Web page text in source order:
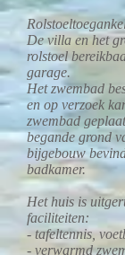
De villa en het
rolstoel
garage.
Het zwembad
en op verzoek
zwembad
begande grond
bijgebouw
badkamer.
Het huis is
faciliteiten:
- tafeltennis,
- verwarmd